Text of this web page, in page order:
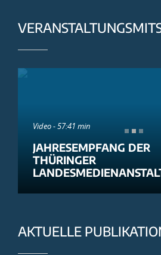
Video - 57:41 min
JAHRESEMPFANG DER
THÜRINGER
AKTUELLE